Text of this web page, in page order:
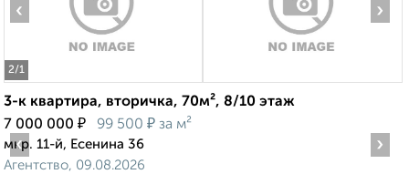
2/1
‹ ›
3-к квартира, вторичка, 70м², 8/10 этаж
7 000 000 ₽ 99 500 ₽ за м²
мкр. 11-й, Есенина 36
Агентство, 09.08.2026
‹ ›